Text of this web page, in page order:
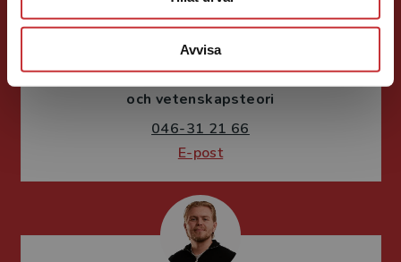
Avvisa
Ola Håkansson
Förläggare Ekonomi Forskningsmetodik
och vetenskapsteori
046-31 21 66
E-post